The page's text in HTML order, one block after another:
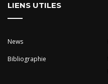
LIENS UTILES
News
Bibliographie